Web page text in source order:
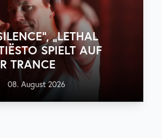
„LETHAL
SPIELT AUF
TRANCE
08. August 2026